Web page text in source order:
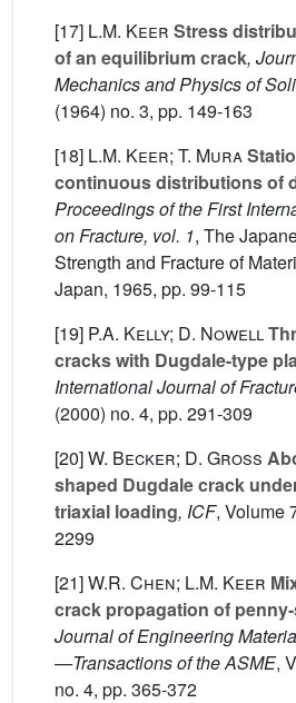
[17] L.M. Keer Stress
of an equilibrium crack,
Mechanics and Physics of
(1964) no. 3, pp. 149-163
[18] L.M. Keer; T. Mura
continuous distributions of
Proceedings of the First
on Fracture, vol. 1, The
Strength and Fracture of
Japan, 1965, pp. 99-115
[19] P.A. Kelly; D. Nowell
cracks with Dugdale-type
International Journal of
(2000) no. 4, pp. 291-309
[20]W. Becker; D. Gross
shaped Dugdale crack
triaxial loading, ICF, Volume
2299
[21]W.R. Chen; L.M. Keer
crack propagation of
Journal of Engineering
—Transactions of the ASME,
no. 4, pp. 365-372